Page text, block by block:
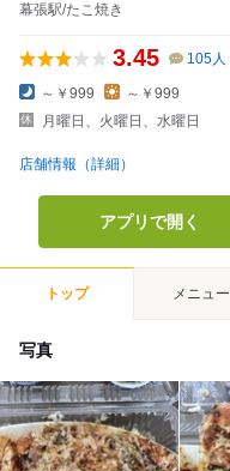
幕張駅/たこ焼き
3.45 105人
～￥999
～￥999
月曜日、火曜日、水曜日
店舗情報（詳細）
アプリで開く
トップ メニュー
写真